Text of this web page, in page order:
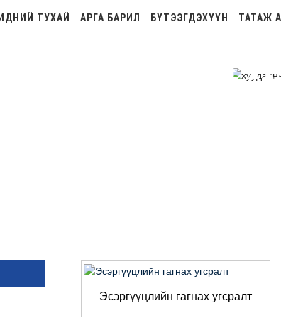
ТУХАЙ АРГА БАРИЛ БҮТЭЭГДЭХҮҮН ТАТАЖ
Эсэргүүцлийн гагнах угсралт